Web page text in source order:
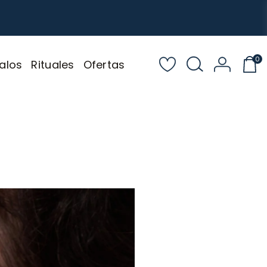
Rituales Ofertas 0